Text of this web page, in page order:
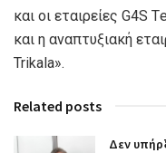
και οι εταιρείες G4S
και η αναπτυξιακή
Trikala».
Related posts
Δεν